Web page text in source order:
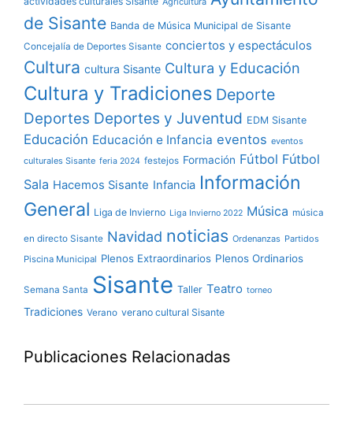
de Sisante Banda de Música Municipal de Sisante
Concejalía de Deportes Sisante conciertos y espectáculos
Cultura cultura Sisante Cultura y Educación
Cultura y Tradiciones Deporte
Deportes Deportes y Juventud EDM Sisante
Educación Educación e Infancia eventos eventos
culturales Sisante feria 2024 festejos Formación Fútbol Fútbol
Sala Hacemos Sisante Infancia Información
General Liga de Invierno Liga Invierno 2022 Música música
en directo Sisante Navidad noticias Ordenanzas Partidos
Piscina Municipal Plenos Extraordinarios Plenos Ordinarios
Semana Santa Sisante Taller Teatro torneo
Tradiciones Verano verano cultural Sisante
Publicaciones Relacionadas